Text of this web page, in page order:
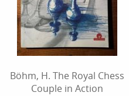
Böhm, H. The Royal Chess
Couple in Action